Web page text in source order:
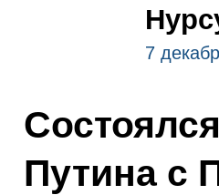
7
Путина с